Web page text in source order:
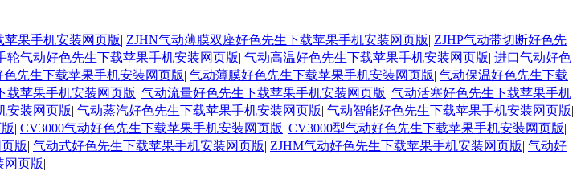
果手机安装网页版| ZJHN气动薄膜双座好色先生下载苹果手机安装网页版| ZJHP气动带切断好色先
轮气动好色先生下载苹果手机安装网页版| 气动高温好色先生下载苹果手机安装网页版| 进口气动好色
先生下载苹果手机安装网页版| 气动薄膜好色先生下载苹果手机安装网页版| 气动保温好色先生下载
载苹果手机安装网页版| 气动流量好色先生下载苹果手机安装网页版| 气动活塞好色先生下载苹果手机
安装网页版| 气动蒸汽好色先生下载苹果手机安装网页版| 气动智能好色先生下载苹果手机安装网页版|
| CV3000气动好色先生下载苹果手机安装网页版| CV3000型气动好色先生下载苹果手机安装网页版|
版| 气动式好色先生下载苹果手机安装网页版| ZJHM气动好色先生下载苹果手机安装网页版| 气动好
网页版|